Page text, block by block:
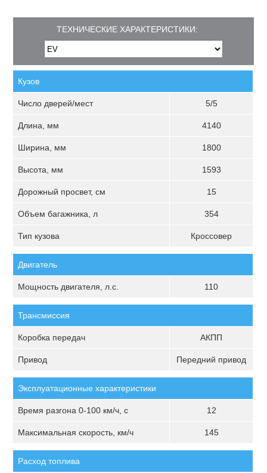
ТЕХНИЧЕСКИЕ ХАРАКТЕРИСТИКИ:
Кузов
Число дверей/мест 5/5
Длина, мм 4140
Ширина, мм 1800
Высота, мм 1593
Дорожный просвет, см 15
Объем багажника, л 354
Тип кузова Кроссовер
Двигатель
Мощность двигателя, л.с. 110
Трансмиссия
Коробка передач АКПП
Привод Передний привод
Эксплуатационные характеристики
Время разгона 0-100 км/ч, с 12
Максимальная скорость, км/ч 145
Расход топлива